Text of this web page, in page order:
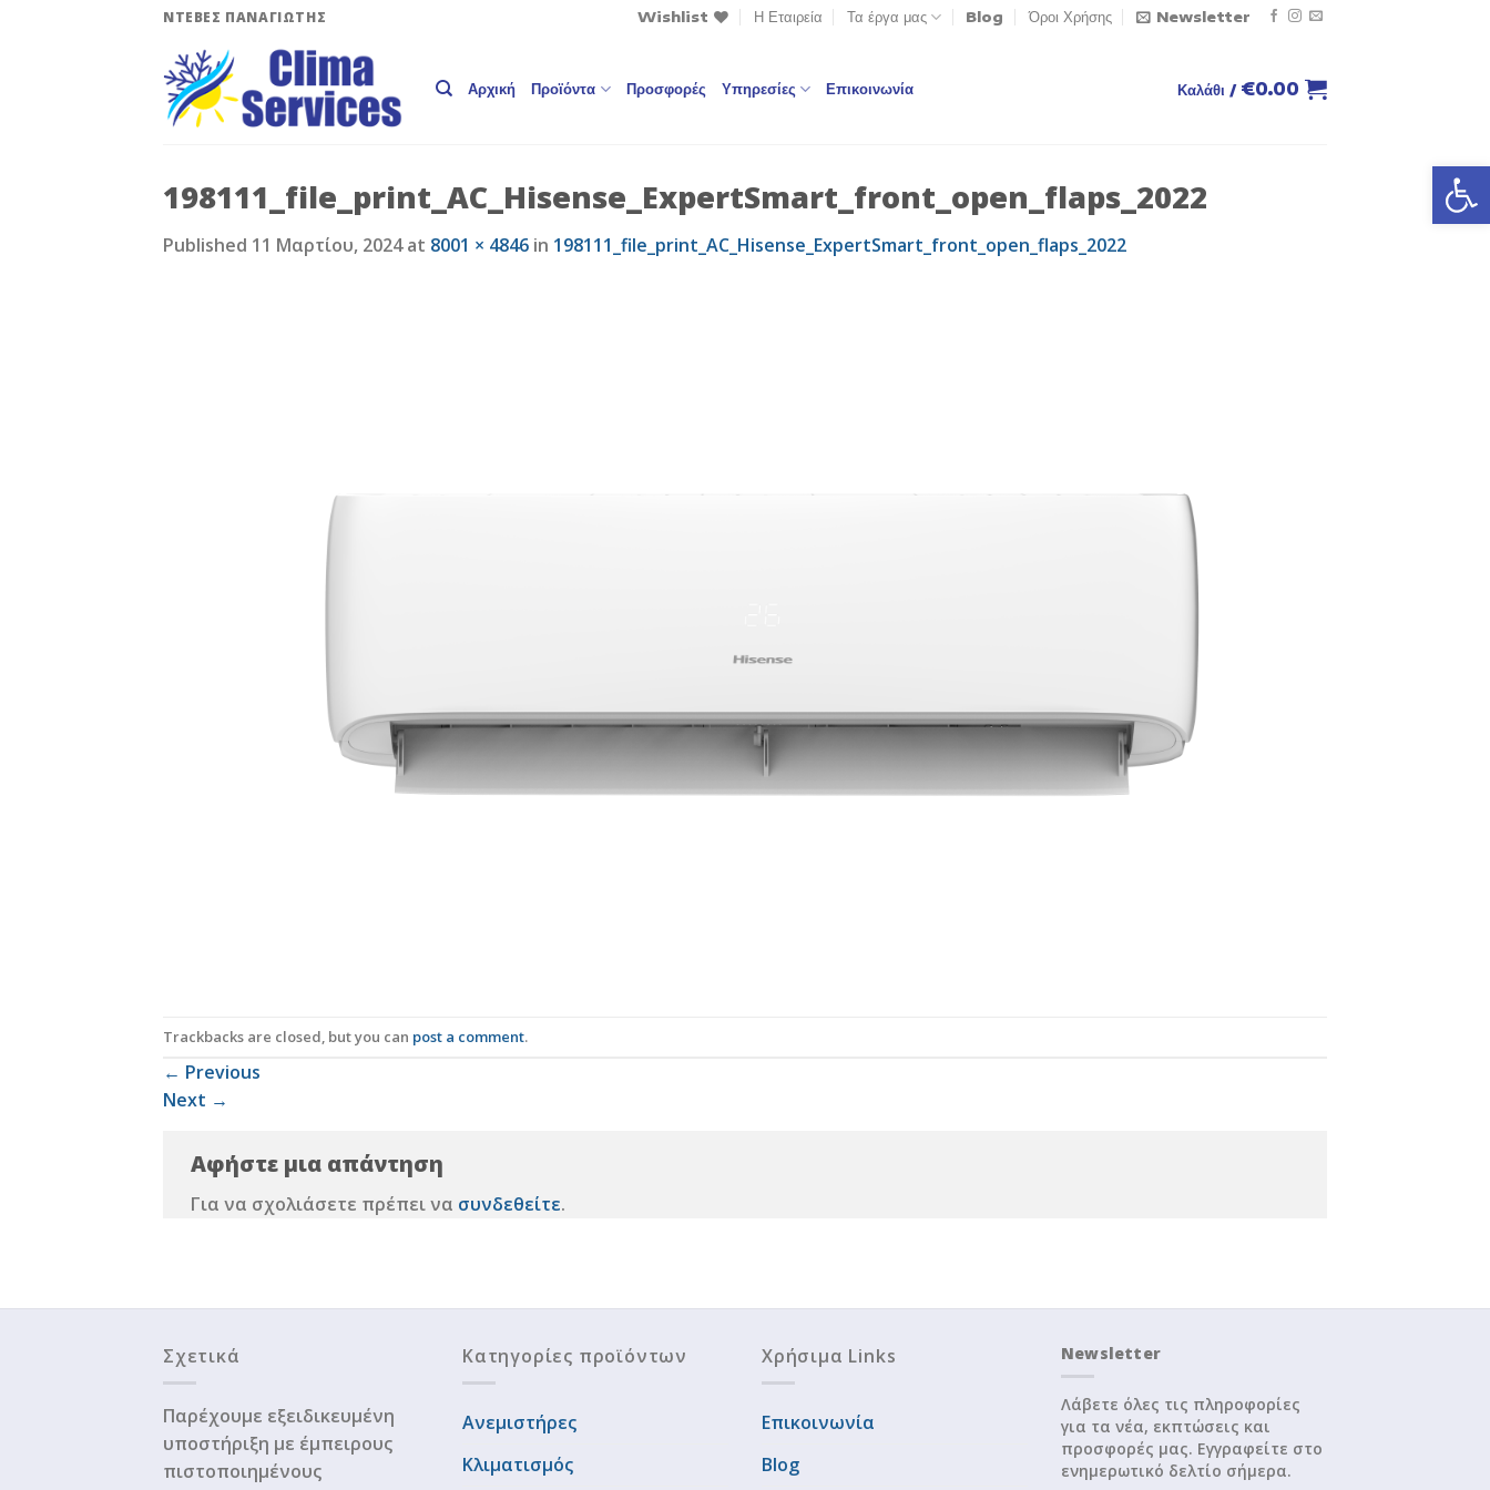
ΝΤΕΒΕΣ ΠΑΝΑΓΙΩΤΗΣ Wishlist Η Εταιρεία Τα έργα μας Blog Όροι Χρήσης Newsletter
Αρχική Προϊόντα Προσφορές Υπηρεσίες Επικοινωνία Καλάθι / €0.00
198111_file_print_AC_Hisense_ExpertSmart_front_open_flaps_2022
Published 11 Μαρτίου, 2024at 8001 × 4846 in 198111_file_print_AC_Hisense_ExpertSmart_front_open_flaps_2022
Trackbacks are closed, but you can post a comment.
← Previous
Next →
Αφήστε μια απάντηση
Για να σχολιάσετε πρέπει να συνδεθείτε.
Σχετικά
Παρέχουμε εξειδικευμένη
υποστήριξη με έμπειρους
πιστοποιημένους
Κατηγορίες προϊόντων
Ανεμιστήρες
Κλιματισμός
Χρήσιμα Links
Επικοινωνία
Blog
Newsletter
Λάβετε όλες τις πληροφορίες
για τα νέα, εκπτώσεις και
προσφορές μας. Εγγραφείτε στο
ενημερωτικό δελτίο σήμερα.